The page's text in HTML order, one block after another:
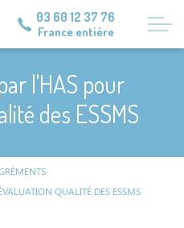
03 60 12 37 76
France entière
l'HAS pour
des ESSMS
QUALITÉ DES ESSMS